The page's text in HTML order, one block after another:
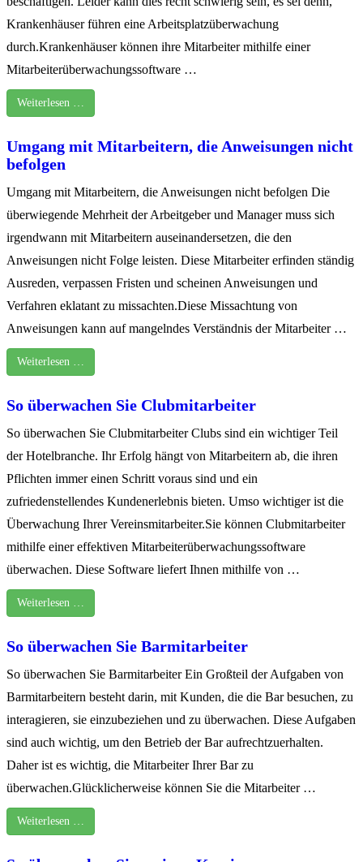
Krankenhäuser führen eine Arbeitsplatzüberwachung
durch.Krankenhäuser können ihre Mitarbeiter mithilfe einer
Mitarbeiterüberwachungssoftware …
Weiterlesen …
Umgang mit Mitarbeitern, die Anweisungen nicht
befolgen
Umgang mit Mitarbeitern, die Anweisungen nicht befolgen Die
überwiegende Mehrheit der Arbeitgeber und Manager muss sich
irgendwann mit Mitarbeitern auseinandersetzen, die den
Anweisungen nicht Folge leisten. Diese Mitarbeiter erfinden ständig
Ausreden, verpassen Fristen und scheinen Anweisungen und
Verfahren eklatant zu missachten.Diese Missachtung von
Anweisungen kann auf mangelndes Verständnis der Mitarbeiter …
Weiterlesen …
So überwachen Sie Clubmitarbeiter
So überwachen Sie Clubmitarbeiter Clubs sind ein wichtiger Teil
der Hotelbranche. Ihr Erfolg hängt von Mitarbeitern ab, die ihren
Pflichten immer einen Schritt voraus sind und ein
zufriedenstellendes Kundenerlebnis bieten. Umso wichtiger ist die
Überwachung Ihrer Vereinsmitarbeiter.Sie können Clubmitarbeiter
mithilfe einer effektiven Mitarbeiterüberwachungssoftware
überwachen. Diese Software liefert Ihnen mithilfe von …
Weiterlesen …
So überwachen Sie Barmitarbeiter
So überwachen Sie Barmitarbeiter Ein Großteil der Aufgaben von
Barmitarbeitern besteht darin, mit Kunden, die die Bar besuchen, zu
interagieren, sie einzubeziehen und zu überwachen. Diese Aufgaben
sind auch wichtig, um den Betrieb der Bar aufrechtzuerhalten.
Daher ist es wichtig, die Mitarbeiter Ihrer Bar zu
überwachen.Glücklicherweise können Sie die Mitarbeiter …
Weiterlesen …